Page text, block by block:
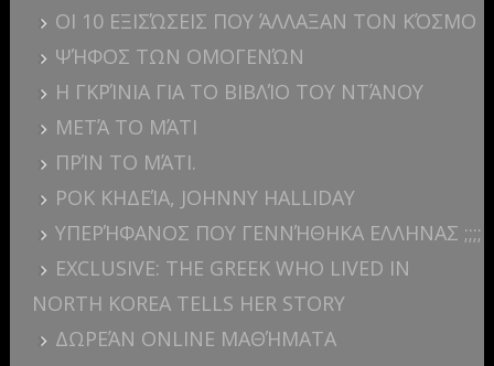
ΟΙ 10 ΕΞΙΣΏΣΕΙΣ ΠΟΥ ΆΛΛΑΞΑΝ ΤΟΝ ΚΌΣΜΟ
ΨΉΦΟΣ ΤΩΝ ΟΜΟΓΕΝΏΝ
Η ΓΚΡΊΝΙΑ ΓΙΑ ΤΟ ΒΙΒΛΊΟ ΤΟΥ ΝΤΆΝΟΥ
ΜΕΤΆ ΤΟ ΜΆΤΙ
ΠΡΊΝ ΤΟ ΜΆΤΙ.
ΡΟΚ ΚΗΔΕΊΑ, JOHNNY HALLIDAY
ΥΠΕΡΉΦΑΝΟΣ ΠΟΥ ΓΕΝΝΉΘΗΚΑ ΕΛΛΗΝΑΣ ;;;;
EXCLUSIVE: THE GREEK WHO LIVED IN
NORTH KOREA TELLS HER STORY
ΔΩΡΕΆΝ ONLINE ΜΑΘΉΜΑΤΑ